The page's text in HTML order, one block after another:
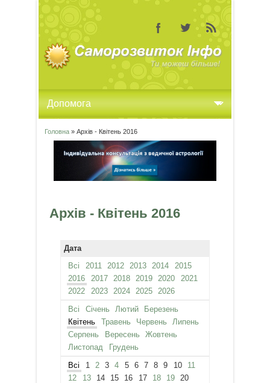
Ви є тут
Головна» Архів - Квітень 2016
Архів - Квітень 2016
Дата
Всі
2011 2012 2013 2014
2015
2016
2017 2018 2019 2020
2021
2022
2023 2024 2025
2026
Всі
Січень Лютий
Березень
Квітень
Травень Червень
Липень
Серпень
Вересень
Жовтень
Листопад
Грудень
Всі
1 2 3 4 5 6 7 8 9 10
11
12
13 14 15 16 17 18 19
20